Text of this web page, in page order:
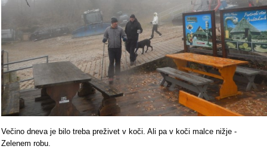
Večino dneva je bilo treba preživet v koči. Ali pa v koči malce nižje -
Zelenem robu.